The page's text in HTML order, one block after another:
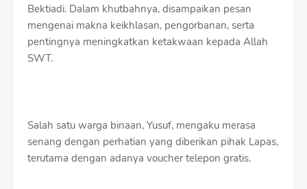
Bektiadi. Dalam khutbahnya, disampaikan pesan
mengenai makna keikhlasan, pengorbanan, serta
pentingnya meningkatkan ketakwaan kepada Allah
SWT.
Salah satu warga binaan, Yusuf, mengaku merasa
senang dengan perhatian yang diberikan pihak Lapas,
terutama dengan adanya voucher telepon gratis.